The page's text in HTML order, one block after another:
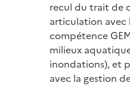
recul du trait de
articulation avec
compétence
milieux
inondations), et
avec la gestion